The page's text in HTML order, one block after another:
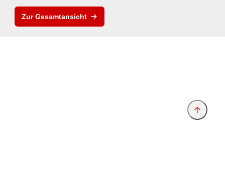
Zur Gesamtansicht